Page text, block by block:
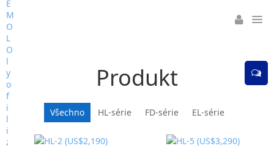
Produkt
Všechno HL-série FD-série EL-série